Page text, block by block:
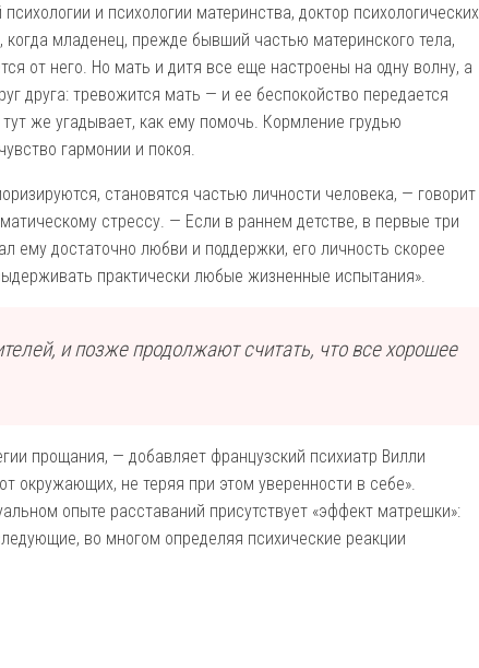
и психологии материнства, доктор психологических
младенец, прежде бывший частью материнского тела,
от него. Но мать и дитя все еще настроены на одну волну, а
друга: тревожится мать — и ее беспокойство передается
же угадывает, как ему помочь. Кормление грудью
гармонии и покоя.
становятся частью личности человека, — говорит
стрессу. — Если в раннем детстве, в первые три
ему достаточно любви и поддержки, его личность скорее
практически любые жизненные испытания».
и позже продолжают считать, что все хорошее
прощания, — добавляет французский психиатр Вилли
окружающих, не теряя при этом уверенности в себе».
опыте расставаний присутствует «эффект матрешки»:
во многом определяя психические реакции